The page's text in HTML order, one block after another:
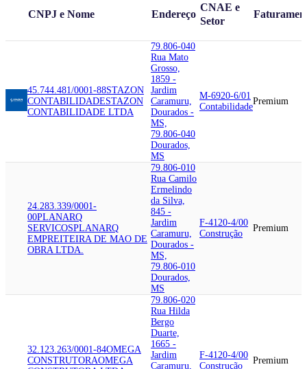
CNPJ e Nome Endereço
CNAE e
Setor
45.744.481/0001-88STAZON
CONTABILIDADESTAZON
CONTABILIDADE LTDA
79.806-040
Rua Mato
Grosso,
1859 -
Jardim
Caramuru,
Dourados -
MS,
79.806-040
Dourados,
MS
M-6920-6/01
Contabilidade
Premium
24.283.339/0001-
00PLANARQ
SERVICOSPLANARQ
EMPREITEIRA DE MAO DE
OBRA LTDA.
79.806-010
Rua Camilo
Ermelindo
da Silva,
845 -
Jardim
Caramuru,
Dourados -
MS,
79.806-010
Dourados,
MS
F-4120-4/00
Construção
Premium
32.123.263/0001-84OMEGA
CONSTRUTORAOMEGA
79.806-020
Rua Hilda
Bergo
Duarte,
1665 -
Jardim
Caramuru,
F-4120-4/00
Construção
Premium